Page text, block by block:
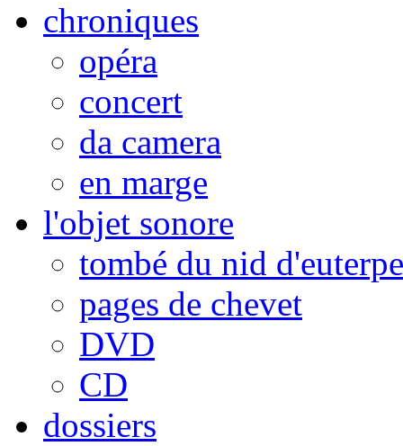
chroniques
opéra
concert
da camera
en marge
l'objet sonore
tombé du nid d'euterpe
pages de chevet
DVD
CD
dossiers